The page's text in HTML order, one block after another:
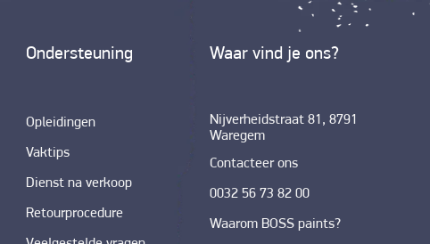
Ondersteuning
Opleidingen
Vaktips
Dienst na verkoop
Retourprocedure
Waar vind je ons?
Nijverheidstraat 81, 8791
Waregem
Contacteer ons
0032 56 73 82 00
Waarom BOSS paints?